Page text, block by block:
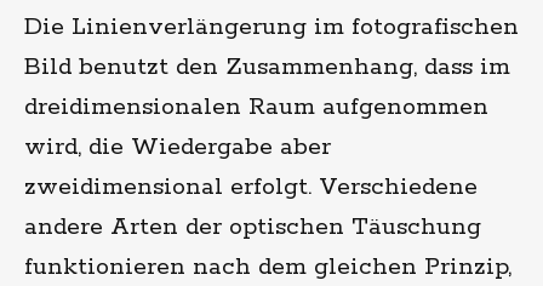
Die Linienverlängerung im fotografischen
Bild benutzt den Zusammenhang, dass im
dreidimensionalen Raum aufgenommen
wird, die Wiedergabe aber
zweidimensional erfolgt. Verschiedene
andere Arten der optischen Täuschung
funktionieren nach dem gleichen Prinzip,